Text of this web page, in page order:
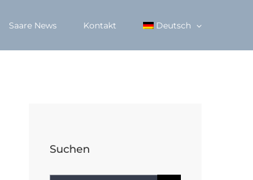
Saare News Kontakt Deutsch
Suchen